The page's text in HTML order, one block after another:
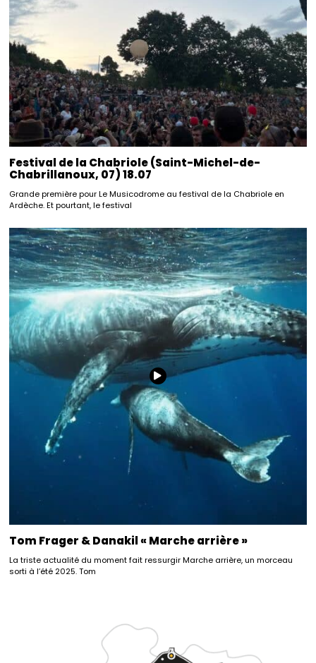
Festival de la Chabriole (Saint-Michel-de-
Chabrillanoux, 07) 18.07
Grande première pour Le Musicodrome au festival de la Chabriole en
Ardèche. Et pourtant, le festival
Tom Frager & Danakil « Marche arrière »
La triste actualité du moment fait ressurgir Marche arrière, un morceau
sorti à l’été 2025. Tom